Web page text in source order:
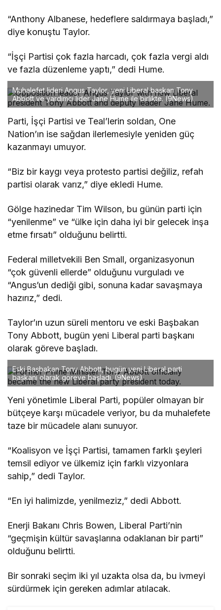
“Anthony Albanese, hedeflere saldırmaya başladı,”
diye konuştu Taylor.
“İşçi Partisi çok fazla harcadı, çok fazla vergi aldı
ve fazla düzenleme yaptı,” dedi Hume.
Muhalefet lideri Angus Taylor, yeni Liberal başkan Tony
Abbott ve yardımcı lider Jane Hume ile birlikte. (9News)
Parti, İşçi Partisi ve Teal’lerin soldan, One
Nation’ın ise sağdan ilerlemesiyle yeniden güç
kazanmayı umuyor.
“Biz bir kaygı veya protesto partisi değiliz, refah
partisi olarak varız,” diye ekledi Hume.
Gölge hazinedar Tim Wilson, bu günün parti için
“yenilenme” ve “ülke için daha iyi bir gelecek inşa
etme fırsatı” olduğunu belirtti.
Federal milletvekili Ben Small, organizasyonun
“çok güvenli ellerde” olduğunu vurguladı ve
“Angus’un dediği gibi, sonuna kadar savaşmaya
hazırız,” dedi.
Taylor’ın uzun süreli mentoru ve eski Başbakan
Tony Abbott, bugün yeni Liberal parti başkanı
olarak göreve başladı.
Eski Başbakan Tony Abbott, bugün yeni Liberal parti
başkanı olarak göreve başladı. (9News)
Yeni yönetimle Liberal Parti, popüler olmayan bir
bütçeye karşı mücadele veriyor, bu da muhalefete
taze bir mücadele alanı sunuyor.
“Koalisyon ve İşçi Partisi, tamamen farklı şeyleri
temsil ediyor ve ülkemiz için farklı vizyonlara
sahip,” dedi Taylor.
“En iyi halimizde, yenilmeziz,” dedi Abbott.
Enerji Bakanı Chris Bowen, Liberal Parti’nin
“geçmişin kültür savaşlarına odaklanan bir parti”
olduğunu belirtti.
Bir sonraki seçim iki yıl uzakta olsa da, bu ivmeyi
sürdürmek için gereken adımlar atılacak.